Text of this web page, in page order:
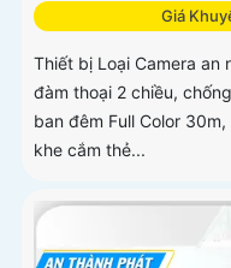
Giá
Thiết bị Loại Camera an
đàm thoại 2 chiều,
ban đêm Full Color
khe cắm thẻ...